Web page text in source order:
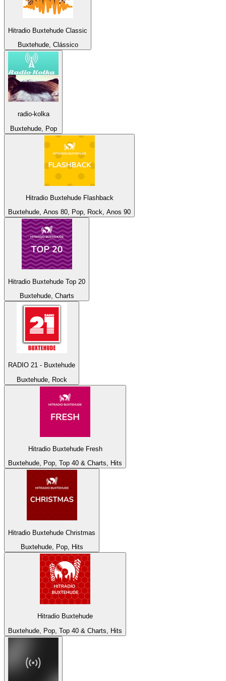
Hitradio Buxtehude Classic
Buxtehude, Clássico
radio-kolka
Buxtehude, Pop
Hitradio Buxtehude Flashback
Buxtehude, Anos 80, Pop, Rock, Anos 90
Hitradio Buxtehude Top 20
Buxtehude, Charts
RADIO 21 - Buxtehude
Buxtehude, Rock
Hitradio Buxtehude Fresh
Buxtehude, Pop, Top 40 & Charts, Hits
Hitradio Buxtehude Christmas
Buxtehude, Pop, Hits
Hitradio Buxtehude
Buxtehude, Pop, Top 40 & Charts, Hits